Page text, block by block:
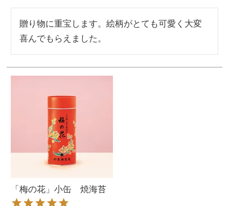
贈り物に重宝します。絵柄がとても可愛く大変
喜んでもらえました。
「梅の花」小缶 焼海苔